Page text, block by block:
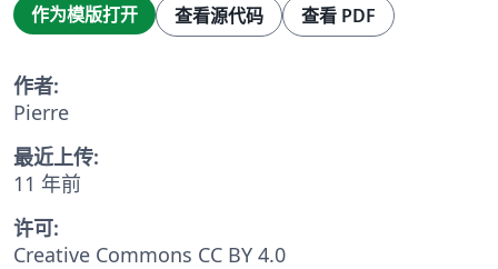
作为模版打开 查看源代码 查看 PDF
作者:
Pierre
最近上传:
11 年前
许可:
Creative Commons CC BY 4.0